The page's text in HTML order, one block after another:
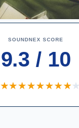
SOUNDNEX SCORE
9.3 / 10
★★★★★★★★